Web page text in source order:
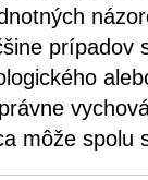
prípadov
môže spolu